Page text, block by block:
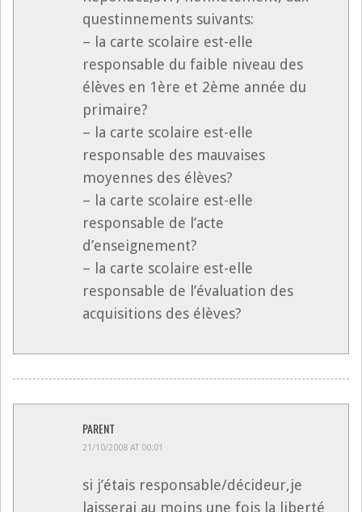
questinnements suivants:
– la carte scolaire est-elle
responsable du faible niveau des
élèves en 1ère et 2ème année du
primaire?
– la carte scolaire est-elle
responsable des mauvaises
moyennes des élèves?
– la carte scolaire est-elle
responsable de l’acte
d’enseignement?
– la carte scolaire est-elle
responsable de l’évaluation des
acquisitions des élèves?
PARENT
21/10/2008 AT 00:01
si j’étais responsable/décideur,je
laisserai au moins une fois la liberté